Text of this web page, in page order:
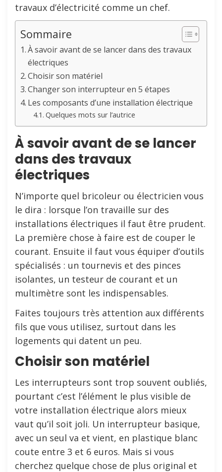
travaux d’électricité comme un chef.
Sommaire
À savoir avant de se lancer dans des travaux
électriques
Choisir son matériel
Changer son interrupteur en 5 étapes
Les composants d’une installation électrique
Quelques mots sur l’autrice
À savoir avant de se lancer
dans des travaux
électriques
N’importe quel bricoleur ou électricien vous
le dira : lorsque l’on travaille sur des
installations électriques il faut être prudent.
La première chose à faire est de couper le
courant. Ensuite il faut vous équiper d’outils
spécialisés : un tournevis et des pinces
isolantes, un testeur de courant et un
multimètre sont les indispensables.
Faites toujours très attention aux différents
fils que vous utilisez, surtout dans les
logements qui datent un peu.
Choisir son matériel
Les interrupteurs sont trop souvent oubliés,
pourtant c’est l’élément le plus visible de
votre installation électrique alors mieux
vaut qu’il soit joli. Un interrupteur basique,
avec un seul va et vient, en plastique blanc
coute entre 3 et 6 euros. Mais si vous
cherchez quelque chose de plus original et